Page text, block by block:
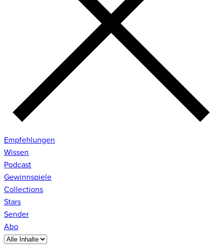
Empfehlungen
Wissen
Podcast
Gewinnspiele
Collections
Stars
Sender
Abo